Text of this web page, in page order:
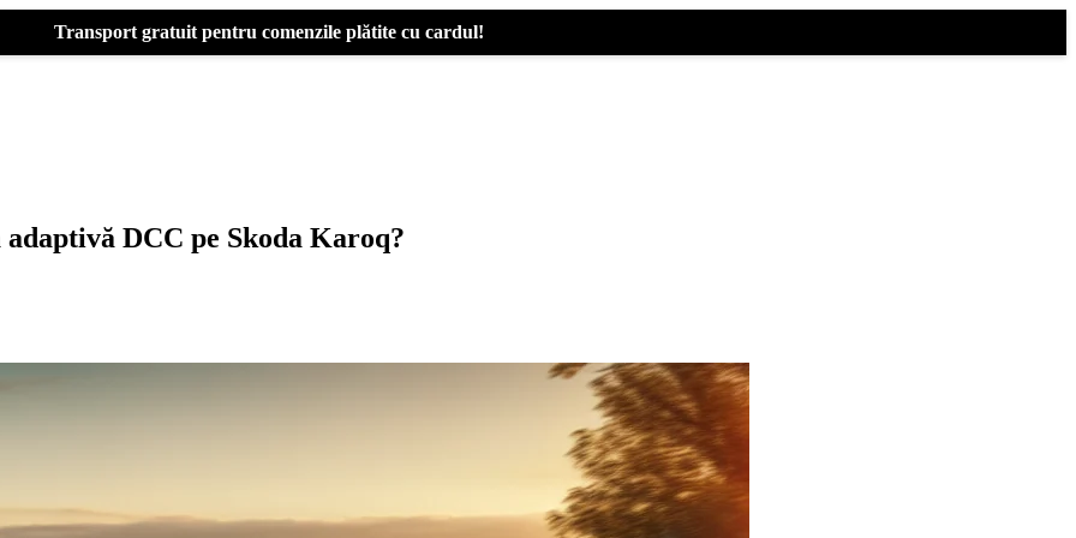
Transport gratuit pentru comenzile plătite cu cardul!
DCC pe Skoda Karoq?